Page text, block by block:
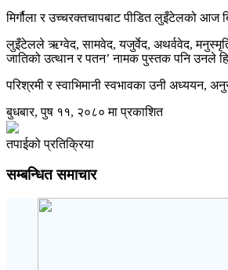
मिर्गौला र उच्चरक्तचापबाट पीडित लुइँटेलको आज
लुइँटेलले ऋग्वेद, सामवेद, यजुर्वेद, अथर्ववेद, मनुस्मृति,
जातिको उत्थान र पतन’ नामक पुस्तक पनि उनले
परिश्रमी र स्वाभिमानी स्वभावका उनी अध्ययन,
बुधबार, पुष ११, २०८० मा प्रकाशित
तपाईको प्रतिक्रिया
सम्बन्धित समाचार